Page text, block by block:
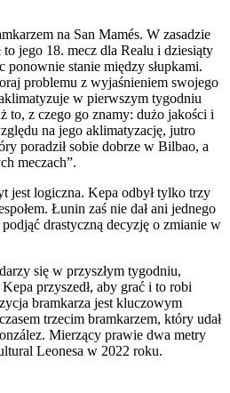
na San Mamés. W zasadzie
jego 18. mecz dla Realu i dziesiąty
stanie między słupkami.
problemu z wyjaśnieniem swojego
w pierwszym tygodniu
to, z czego go znamy: dużo jakości i
na jego aklimatyzację, jutro
poradził sobie dobrze w Bilbao, a
meczach”.
jest logiczna. Kepa odbył tylko trzy
Łunin zaś nie dał ani jednego
drastyczną decyzję o zmianie w
się w przyszłym tygodniu,
przyszedł, aby grać i to robi
bramkarza jest kluczowym
trzecim bramkarzem, który udał
Mierzący prawie dwa metry
Leonesa w 2022 roku.